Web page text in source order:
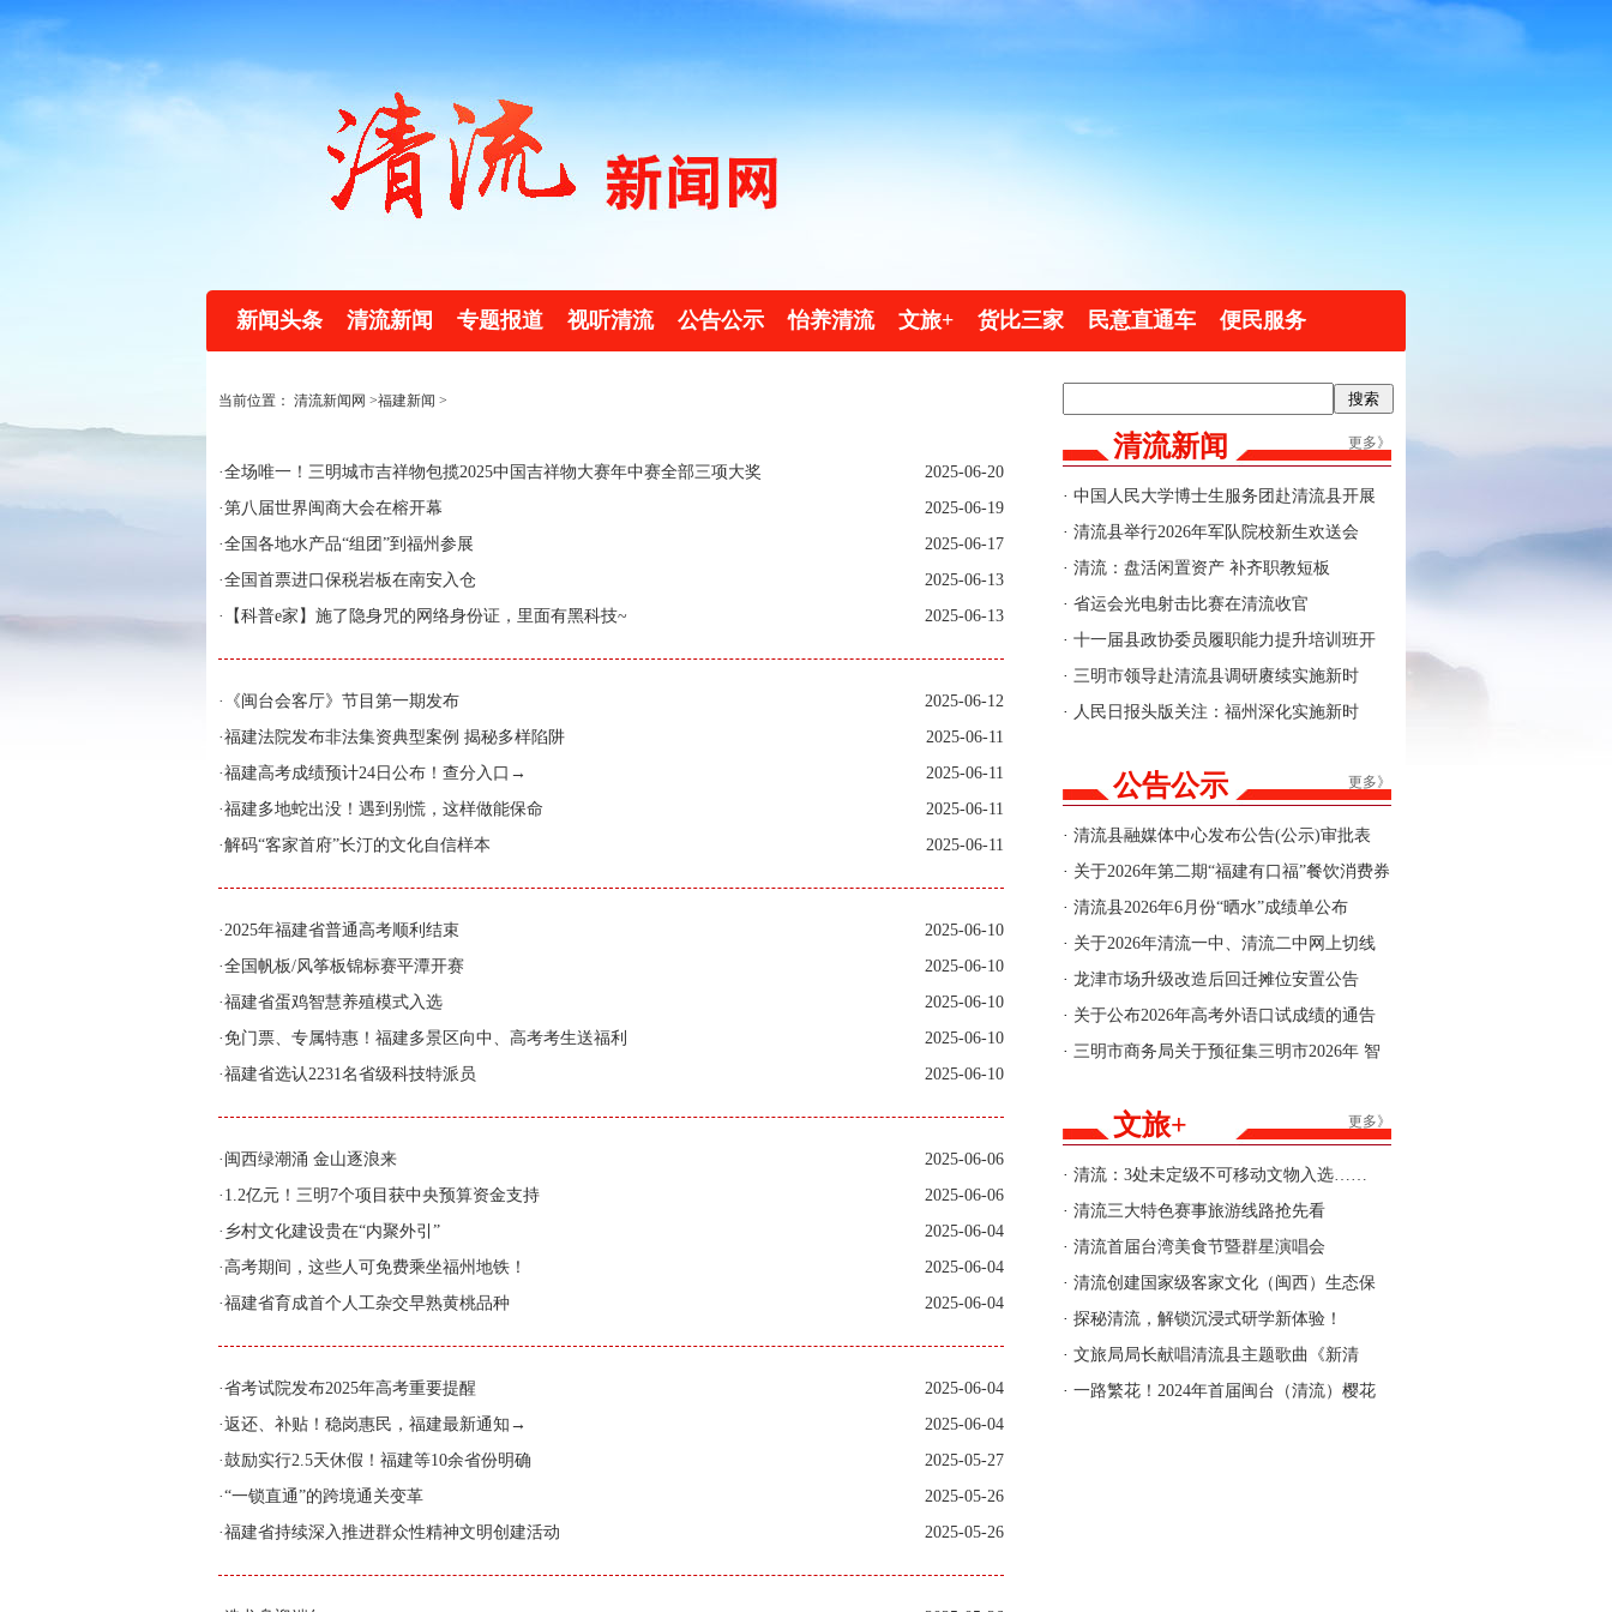
新闻头条 清流新闻 专题报道 视听清流 公告公示 怡养清流 文旅+ 货比三家 民意直通车 便民服务
更多》
清流新闻
· 中国人民大学博士生服务团赴清流县开展
实践调研
· 清流县举行2026年军队院校新生欢送会
· 清流：盘活闲置资产 补齐职教短板
· 省运会光电射击比赛在清流收官
· 十一届县政协委员履职能力提升培训班开
班
· 三明市领导赴清流县调研赓续实施新时
代“堡垒工程”及群众身边不正之风和腐败问
· 人民日报头版关注：福州深化实施新时
更多》
公告公示
· 清流县融媒体中心发布公告(公示)审批表
· 关于2026年第二期“福建有口福”餐饮消费券
商户报名的公告
· 清流县2026年6月份“晒水”成绩单公布
· 关于2026年清流一中、清流二中网上切线
招生结果的公告
· 龙津市场升级改造后回迁摊位安置公告
· 关于公布2026年高考外语口试成绩的通告
· 三明市商务局关于预征集三明市2026年 智
更多》
文旅+
· 清流：3处未定级不可移动文物入选……
· 清流三大特色赛事旅游线路抢先看
· 清流首届台湾美食节暨群星演唱会
· 清流创建国家级客家文化（闽西）生态保
护区“官宣”
· 探秘清流，解锁沉浸式研学新体验！
· 文旅局局长献唱清流县主题歌曲《新清
流》！
· 一路繁花！2024年首届闽台（清流）樱花
当前位置： 清流新闻网 >福建新闻 >
2025-06-20
·全场唯一！三明城市吉祥物包揽2025中国吉祥物大赛年中赛全部三项大奖
2025-06-19
·第八届世界闽商大会在榕开幕
2025-06-17
·全国各地水产品“组团”到福州参展
2025-06-13
·全国首票进口保税岩板在南安入仓
2025-06-13
· 【科普e家】施了隐身咒的网络身份证，里面有黑科技~
2025-06-12
·
《闽台会客厅》节目第一期发布
2025-06-11
·福建法院发布非法集资典型案例 揭秘多样陷阱
2025-06-11
·福建高考成绩预计24日公布！查分入口→
2025-06-11
·福建多地蛇出没！遇到别慌，这样做能保命
2025-06-11
·解码“客家首府”长汀的文化自信样本
2025-06-10
·2025年福建省普通高考顺利结束
2025-06-10
·全国帆板/风筝板锦标赛平潭开赛
2025-06-10
·福建省蛋鸡智慧养殖模式入选
2025-06-10
·免门票、专属特惠！福建多景区向中、高考考生送福利
2025-06-10
·福建省选认2231名省级科技特派员
2025-06-06
· 闽西绿潮涌 金山逐浪来
2025-06-06
· 1.2亿元！三明7个项目获中央预算资金支持
2025-06-04
· 乡村文化建设贵在“内聚外引”
2025-06-04
·高考期间，这些人可免费乘坐福州地铁！
2025-06-04
·福建省育成首个人工杂交早熟黄桃品种
2025-06-04
·省考试院发布2025年高考重要提醒
2025-06-04
·返还、补贴！稳岗惠民，福建最新通知→
2025-05-27
·鼓励实行2.5天休假！福建等10余省份明确
2025-05-26
·“一锁直通”的跨境通关变革
2025-05-26
·福建省持续深入推进群众性精神文明创建活动